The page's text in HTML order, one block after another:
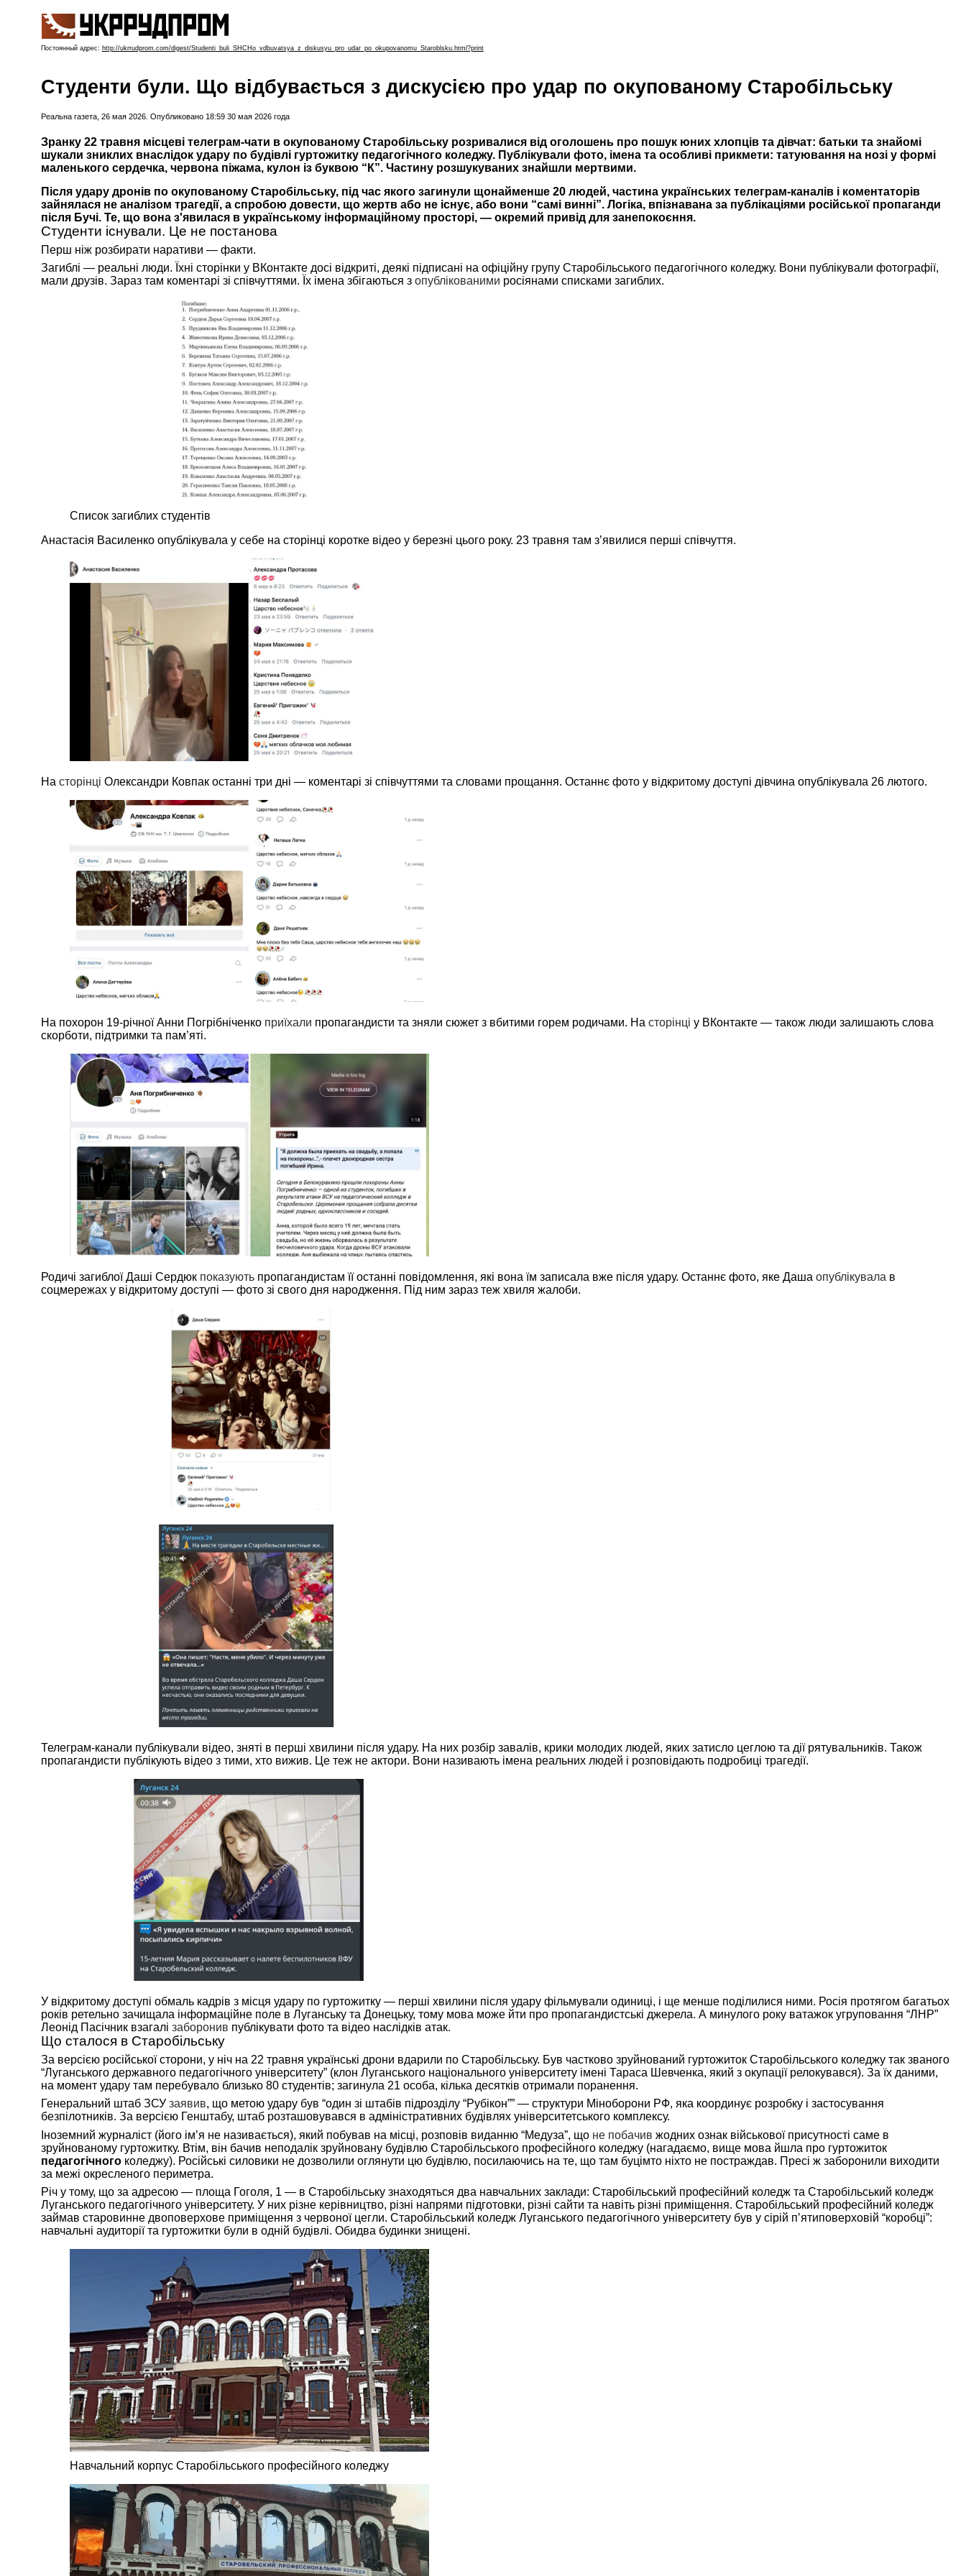
Постоянный адрес: http://ukrrudprom.com/digest/Studenti_buli_SHCHo_vdbuvatsya_z_diskusyu_pro_udar_po_okupovanomu_Staroblsku.html?print
Студенти були. Що відбувається з дискусією про удар по окупованому Старобільську
Реальна газета, 26 мая 2026. Опубликовано 18:59 30 мая 2026 года
Зранку 22 травня місцеві телеграм-чати в окупованому Старобільську розривалися від оголошень про пошук юних хлопців та дівчат: батьки та знайомі
шукали зниклих внаслідок удару по будівлі гуртожитку педагогічного коледжу. Публікували фото, імена та особливі прикмети: татуювання на нозі у формі
маленького сердечка, червона піжама, кулон із буквою “К”. Частину розшукуваних знайшли мертвими.
Після удару дронів по окупованому Старобільську, під час якого загинули щонайменше 20 людей, частина українських телеграм-каналів і коментаторів
зайнялася не аналізом трагедії, а спробою довести, що жертв або не існує, або вони “самі винні”. Логіка, впізнавана за публікаціями російської пропаганди
після Бучі. Те, що вона з'явилася в українському інформаційному просторі, — окремий привід для занепокоєння.
Студенти існували. Це не постанова
Перш ніж розбирати наративи — факти.
Загиблі — реальні люди. Їхні сторінки у ВКонтакте досі відкриті, деякі підписані на офіційну групу Старобільського педагогічного коледжу. Вони публікували фотографії,
мали друзів. Зараз там коментарі зі співчуттями. Їх імена збігаються з опублікованими росіянами списками загиблих.
Список загиблих студентів
Анастасія Василенко опублікувала у себе на сторінці коротке відео у березні цього року. 23 травня там зʼявилися перші співчуття.
На сторінці Олександри Ковпак останні три дні — коментарі зі співчуттями та словами прощання. Останнє фото у відкритому доступі дівчина опублікувала 26 лютого.
На похорон 19-річної Анни Погрібніченко приїхали пропагандисти та зняли сюжет з вбитими горем родичами. На сторінці у ВКонтакте — також люди залишають слова
скорботи, підтримки та пам’яті.
Родичі загиблої Даші Сердюк показуютьпропагандистам її останні повідомлення, які вона їм записала вже після удару. Останнє фото, яке Даша опублікувала в
соцмережах у відкритому доступі — фото зі свого дня народження. Під ним зараз теж хвиля жалоби.
Телеграм-канали публікували відео, зняті в перші хвилини після удару. На них розбір завалів, крики молодих людей, яких затисло цеглою та дії рятувальників. Також
пропагандисти публікують відео з тими, хто вижив. Це теж не актори. Вони називають імена реальних людей і розповідають подробиці трагедії.
У відкритому доступі обмаль кадрів з місця удару по гуртожитку — перші хвилини після удару фільмували одиниці, і ще менше поділилися ними. Росія протягом багатьох
років ретельно зачищала інформаційне поле в Луганську та Донецьку, тому мова може йти про пропагандистські джерела. А минулого року ватажок угруповання “ЛНР”
Леонід Пасічник взагалі заборонив публікувати фото та відео наслідків атак.
Що сталося в Старобільську
За версією російської сторони, у ніч на 22 травня українські дрони вдарили по Старобільську. Був частково зруйнований гуртожиток Старобільського коледжу так званого
“Луганського державного педагогічного університету” (клон Луганського національного університету імені Тараса Шевченка, який з окупації релокувався). За їх даними,
на момент удару там перебувало близько 80 студентів; загинула 21 особа, кілька десятків отримали поранення.
Генеральний штаб ЗСУ заявив, що метою удару був “один зі штабів підрозділу “Рубікон”” — структури Міноборони РФ, яка координує розробку і застосування
безпілотників. За версією Генштабу, штаб розташовувався в адміністративних будівлях університетського комплексу.
Іноземний журналіст (його імʼя не називається), який побував на місці, розповів виданню “Медуза”, що не побачив жодних ознак військової присутності саме в
зруйнованому гуртожитку. Втім, він бачив неподалік зруйновану будівлю Старобільського професійного коледжу (нагадаємо, вище мова йшла про гуртожиток
педагогічногоколеджу). Російські силовики не дозволили оглянути цю будівлю, посилаючись на те, що там буцімто ніхто не постраждав. Пресі ж заборонили виходити
за межі окресленого периметра.
Річ у тому, що за адресою — площа Гоголя, 1 — в Старобільську знаходяться два навчальних заклади: Старобільський професійний коледж та Старобільський коледж
Луганського педагогічного університету. У них різне керівництво, різні напрями підготовки, різні сайти та навіть різні приміщення. Старобільський професійний коледж
займав старовинне двоповерхове приміщення з червоної цегли. Старобільський коледж Луганського педагогічного університету був у сірій пʼятиповерховій “коробці”:
навчальні аудиторії та гуртожитки були в одній будівлі. Обидва будинки знищені.
Навчальний корпус Старобільського професійного коледжу